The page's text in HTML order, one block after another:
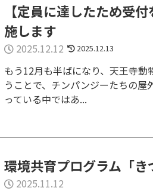
【定員に達したため受
施します
2025.12.12 2025.12.13
もう12月も半ばになり、天王寺
うことで、チンパンジーたちの
っている中ではあ...
環境共育プログラム「き
2025.11.12